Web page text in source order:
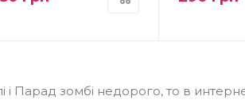
і Парад зомбі недорого, то в